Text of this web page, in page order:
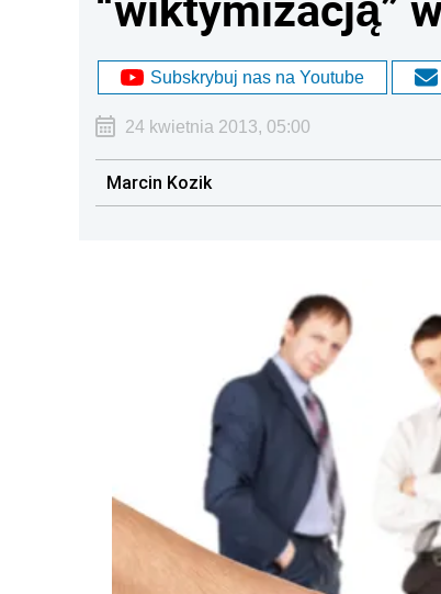
Subskrybuj nas na Youtube
24 kwietnia 2013, 05:00
Marcin Kozik